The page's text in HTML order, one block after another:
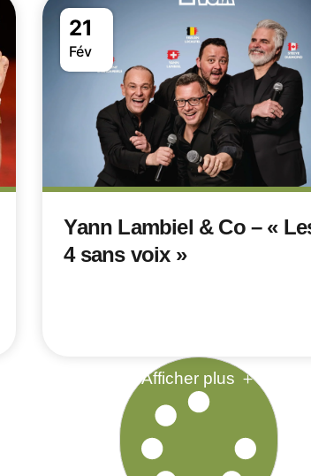
Yann Lambiel & Co – «
4 sans voix »
21
Fév
Afficher plus ＋